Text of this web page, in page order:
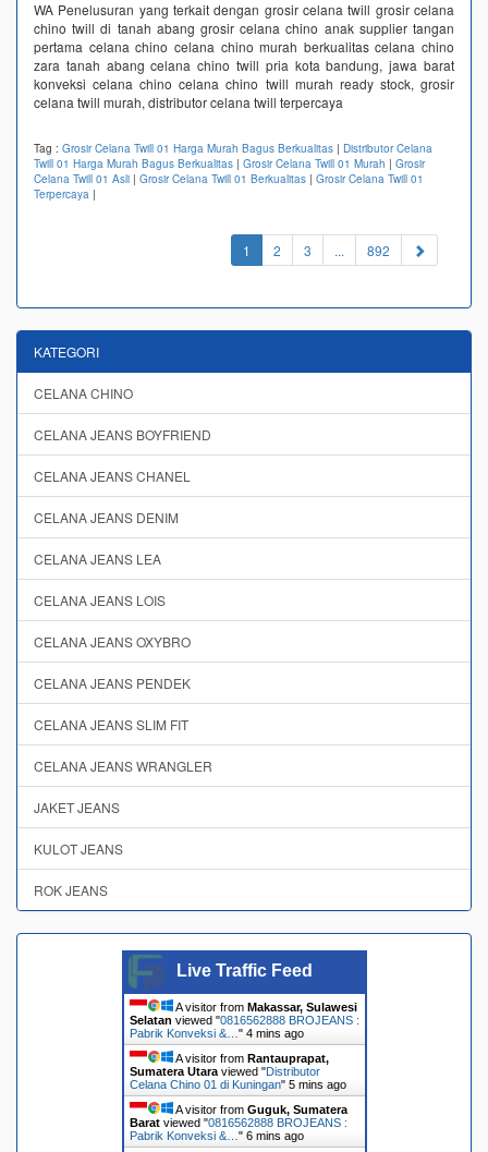
WA Penelusuran yang terkait dengan grosir celana twill grosir celana
chino twill di tanah abang grosir celana chino anak supplier tangan
pertama celana chino celana chino murah berkualitas celana chino
zara tanah abang celana chino twill pria kota bandung, jawa barat
konveksi celana chino celana chino twill murah ready stock, grosir
celana twill murah, distributor celana twill terpercaya
Tag : Grosir Celana Twill 01 Harga Murah Bagus Berkualitas | Distributor Celana
Twill 01 Harga Murah Bagus Berkualitas | Grosir Celana Twill 01 Murah | Grosir
Celana Twill 01 Asli | Grosir Celana Twill 01 Berkualitas | Grosir Celana Twill 01
Terpercaya |
1 (current)
2 3 ... 892
KATEGORI
CELANA CHINO
CELANA JEANS BOYFRIEND
CELANA JEANS CHANEL
CELANA JEANS DENIM
CELANA JEANS LEA
CELANA JEANS LOIS
CELANA JEANS OXYBRO
CELANA JEANS PENDEK
CELANA JEANS SLIM FIT
CELANA JEANS WRANGLER
JAKET JEANS
KULOT JEANS
ROK JEANS
Live Traffic Feed
A visitor from Makassar, Sulawesi
Selatan viewed "0816562888 BROJEANS :
Pabrik Konveksi &… " 4 mins ago
A visitor from Rantauprapat,
Sumatera Utaraviewed "Distributor
Celana Chino 01 di Kuningan" 5 mins ago
A visitor from Guguk, Sumatera
Baratviewed "0816562888 BROJEANS :
Pabrik Konveksi &… " 6 mins ago